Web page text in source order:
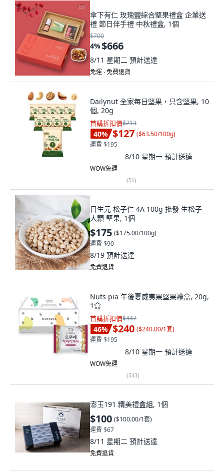
傘下有仁 玫瑰鹽綜合堅果禮盒 企業送
禮 節日伴手禮 中秋禮盒, 1個
$700
4%$666
8/11 星期二 預計送達
免運 ∙ 免費退貨
Dailynut 全家每日堅果，只含堅果, 10
個, 20g
首購折扣價$213
40% $127 ($63.50/100g)
運費 $195
8/10 星期一 預計送達
WOW免運
(51)
日生元 松子仁 4A 100g 批發 生松子
大顆 堅果, 1個
$175 ($175.00/100g)
運費 $90
8/19 預計送達
免費退貨
Nuts pia 午後夏威夷果堅果禮盒, 20g,
1盒
首購折扣價$447
46% $240 ($240.00/1套)
運費 $195
8/10 星期一 預計送達
WOW免運
(543)
澎玉191 精美禮盒組, 1個
$100 ($100.00/1套)
運費 $67
8/11 星期二 預計送達
免費退貨